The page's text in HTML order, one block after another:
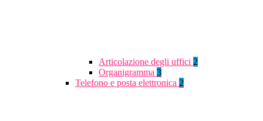
Articolazione degli uffici 2
Organigramma 3
Telefono e posta elettronica 2